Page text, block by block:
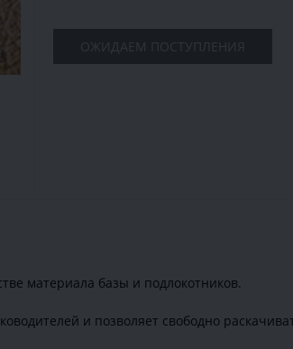
ОЖИДАЕМ ПОСТУПЛЕНИЯ
материала базы и подлокотников.
и позволяет свободно